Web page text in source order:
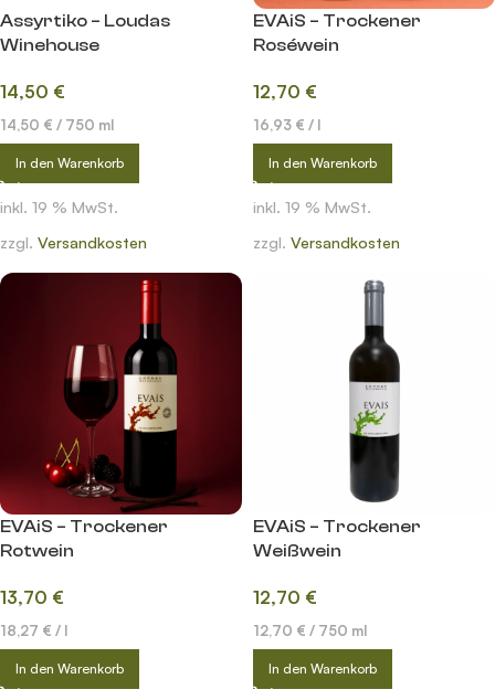
Assyrtiko – Loudas
Winehouse
14,50 €
14,50 € / 750 ml
In den Warenkorb
inkl. 19 % MwSt.
zzgl. Versandkosten
EVAiS – Trockener
Roséwein
12,70 €
16,93 € / l
In den Warenkorb
inkl. 19 % MwSt.
zzgl. Versandkosten
EVAiS – Trockener
Rotwein
13,70 €
18,27 € / l
In den Warenkorb
EVAiS – Trockener
Weißwein
12,70 €
12,70 € / 750 ml
In den Warenkorb